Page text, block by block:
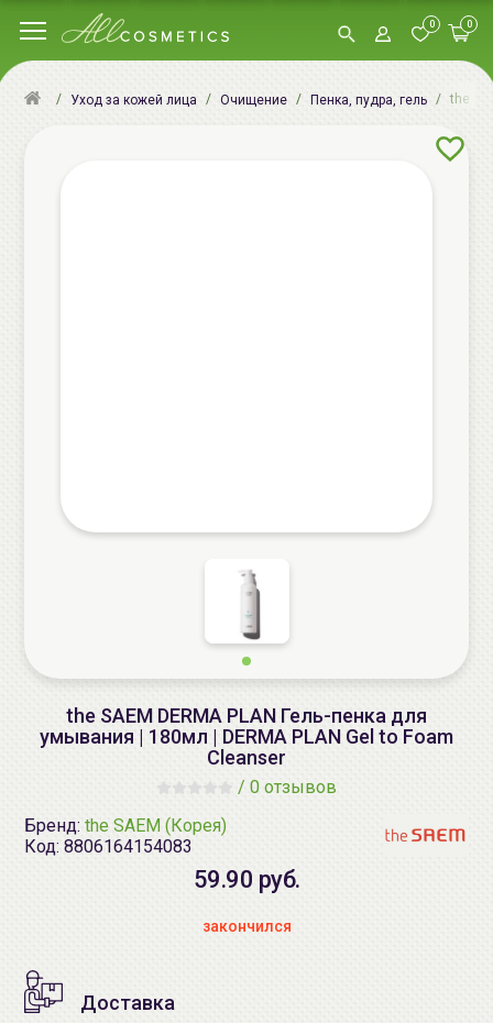
0 0
Уход за кожей лица Очищение Пенка, пудра, гель the
the SAEM DERMA PLAN Гель-пенка для
умывания | 180мл | DERMA PLAN Gel to Foam
Cleanser
/ 0 отзывов
Бренд: the SAEM (Корея)
Код: 8806164154083
59.90 руб.
закончился
Доставка